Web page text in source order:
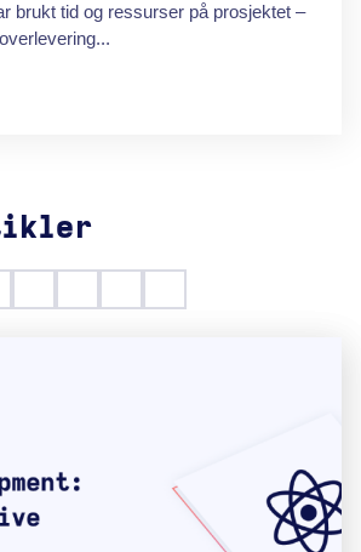
brukt tid og ressurser på prosjektet –